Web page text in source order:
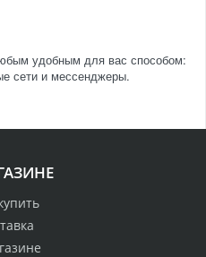
удобным для вас способом:
сети и мессенджеры.